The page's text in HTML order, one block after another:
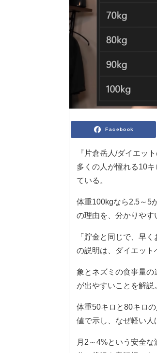
Facebook
『片倉岳人/ダイエッ
多くの人が憧れる10
ている。
体重100kgなら2.5～5
の理由を、分かりやす
「貯金と同じで、早
の説明は、ダイエット
象とネズミの食事量
が出やすいことを解説
体重50キロと80キロ
値で示し、なぜ軽い人
月2～4%という安全